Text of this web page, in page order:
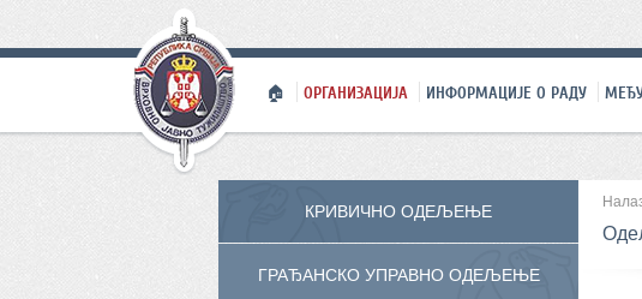
🏠 ОРГАНИЗАЦИЈА ИНФОРМАЦИЈЕ О РАДУ
КРИВИЧНО ОДЕЉЕЊЕ
ГРАЂАНСКО УПРАВНО ОДЕЉЕЊЕ